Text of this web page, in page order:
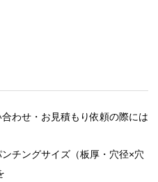
わせ・お見積もり依頼の際には
チングサイズ（板厚・穴径×穴